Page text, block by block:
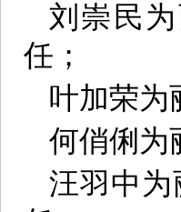
刘崇民
任；
叶加荣为
何俏俐为
汪羽中